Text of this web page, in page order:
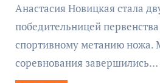
Анастасия Новицкая стала
победительницей
спортивному метанию
соревнования завершились…